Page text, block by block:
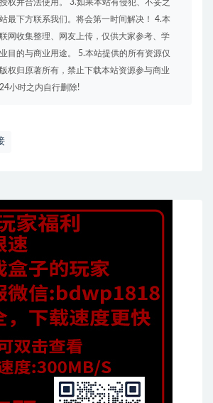
权并合法使用。 3.如果本站有侵犯、不妥之
最下方联系我们。将会第一时间解决！ 4.本
网收集整理、网友上传，仅供大家参考、学
目的与商业用途。 5.本站提供的所有资源仅
权归原著所有，禁止下载本站资源参与商业
小时之内自行删除!